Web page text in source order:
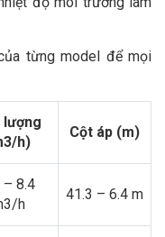
từng model để mọi
lượng
h)
Cột áp (m)
– 8.4
h
41.3 – 6.4 m